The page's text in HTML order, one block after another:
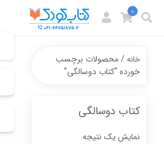
0
خانه/ محصولات برچسب
خورده “کتاب دوسالگی”
کتاب دوسالگی
نمایش یک نتیجه